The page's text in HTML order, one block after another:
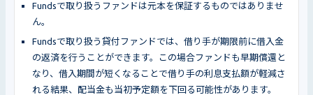
Fundsで取り扱うファンドは元本を保証するものではありませ
ん。
Fundsで取り扱う貸付ファンドでは、借り手が期限前に借入金
の返済を行うことができます。この場合ファンドも早期償還と
なり、借入期間が短くなることで借り手の利息支払額が軽減さ
れる結果、配当金も当初予定額を下回る可能性があります。